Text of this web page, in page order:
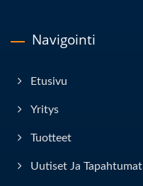
Navigointi
Etusivu
Yritys
Tuotteet
Uutiset Ja Tapahtumat